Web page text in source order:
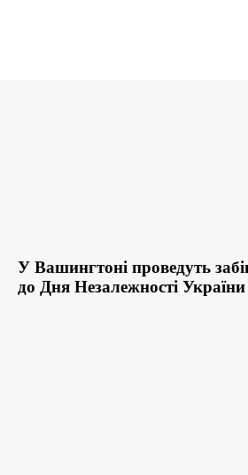
У Вашингтоні проведуть
до Дня Незалежності України